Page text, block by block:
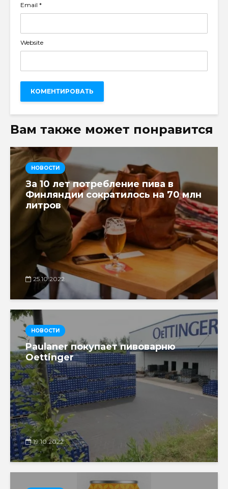
Email *
Website
Вам также может понравится
НОВОСТИ
За 10 лет потребление пива в
Финляндии сократилось на 70 млн
литров
25.10.2022
НОВОСТИ
Paulaner покупает пивоварню
Oettinger
19.10.2022